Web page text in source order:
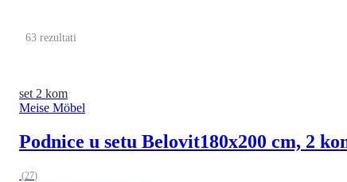
63 rezultati
set 2 kom
Meise Möbel
Podnice u setu Belovit180x200 cm, 2
(27)